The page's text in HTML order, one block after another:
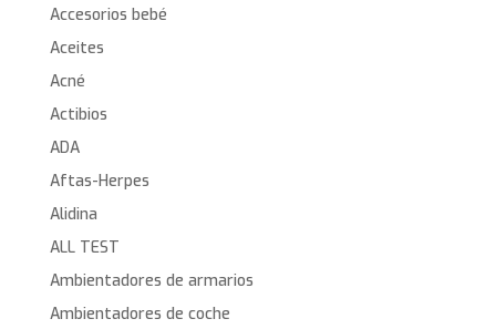
Accesorios bebé
Aceites
Acné
Actibios
ADA
Aftas-Herpes
Alidina
ALL TEST
Ambientadores de armarios
Ambientadores de coche